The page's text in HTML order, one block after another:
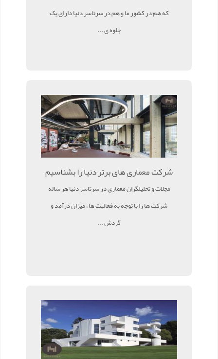
که هم در کشور ما و هم در سرتاسر دنیا دارای یک
جلوه ی ...
شرکت معماری های برتر دنیا را بشناسیم
مجلات و تحلیلگران معماری در سرتاسر دنیا هر ساله
شرکت ها را با توجه به فعالیت ها ، میزان درآمد و
گردش ...